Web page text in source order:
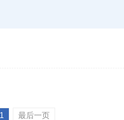
1 最后一页